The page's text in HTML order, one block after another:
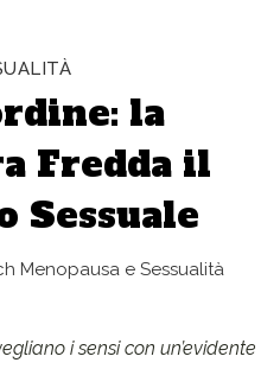
la
Fredda il
Sessuale
Menopausa e Sessualità
i sensi con un’evidente